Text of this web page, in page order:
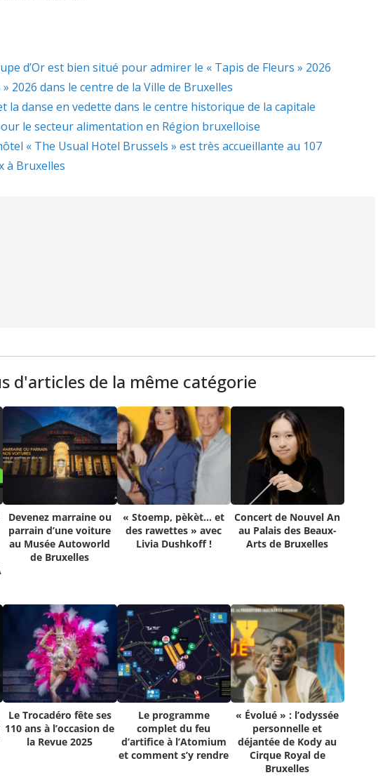
d’Or est bien situé pour admirer le « Tapis de Fleurs » 2026
2026 dans le centre de la Ville de Bruxelles
la danse en vedette dans le centre historique de la capitale
le secteur alimentation en Région bruxelloise
« The Usual Hotel Brussels » est très accueillante au 107
à Bruxelles
d'articles de la même catégorie
Devenez marraine ou
parrain d’une voiture
au Musée Autoworld
de Bruxelles
« Stoemp, pèkèt… et
des rawettes » avec
Livia Dushkoff !
Concert de Nouvel An
au Palais des Beaux-
Arts de Bruxelles
Le Trocadéro fête ses
110 ans à l’occasion de
la Revue 2025
Le programme
complet du feu
d’artifice à l’Atomium
et comment s’y rendre
« Évolué » : l’odyssée
personnelle et
déjantée de Kody au
Cirque Royal de
Bruxelles